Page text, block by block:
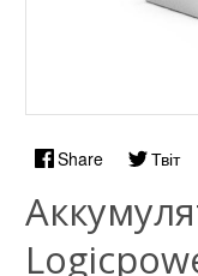
Share Твіт